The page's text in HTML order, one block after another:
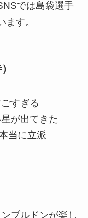
では島袋選手
す。
すぎる」
が出てきた」
当に立派」
ブルドンが楽し